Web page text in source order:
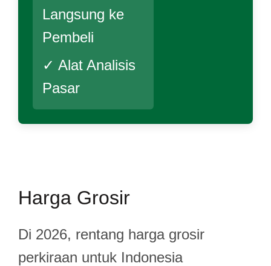
Langsung ke
Pembeli
✓ Alat Analisis
Pasar
Harga Grosir
Di 2026, rentang harga grosir
perkiraan untuk Indonesia